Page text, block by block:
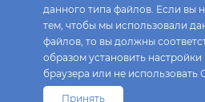
25 февраля 2022
данного типа файлов. Если вы
тем, чтобы мы использовали
файлов, то вы должны
образом установить настройки
браузера или не использовать
Принять